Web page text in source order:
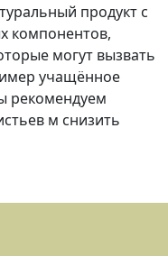
продукт с
компонентов,
могут вызвать
учащённое
рекомендуем
м снизить